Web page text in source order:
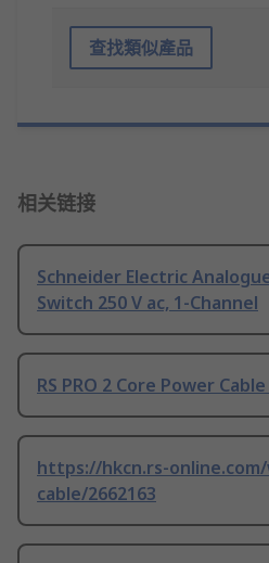
查找類似產品
相关链接
Schneider Electric
Switch 250 V ac, 1-Channel
RS PRO 2 Core Power
https://hkcn.rs-
cable/2662163